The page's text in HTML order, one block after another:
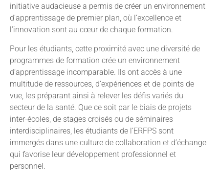
initiative audacieuse a permis de créer un environnement
d’apprentissage de premier plan, où l’excellence et
l’innovation sont au cœur de chaque formation.
Pour les étudiants, cette proximité avec une diversité de
programmes de formation crée un environnement
d’apprentissage incomparable. Ils ont accès à une
multitude de ressources, d’expériences et de points de
vue, les préparant ainsi à relever les défis variés du
secteur de la santé. Que ce soit par le biais de projets
inter-écoles, de stages croisés ou de séminaires
interdisciplinaires, les étudiants de l’ERFPS sont
immergés dans une culture de collaboration et d’échange
qui favorise leur développement professionnel et
personnel.